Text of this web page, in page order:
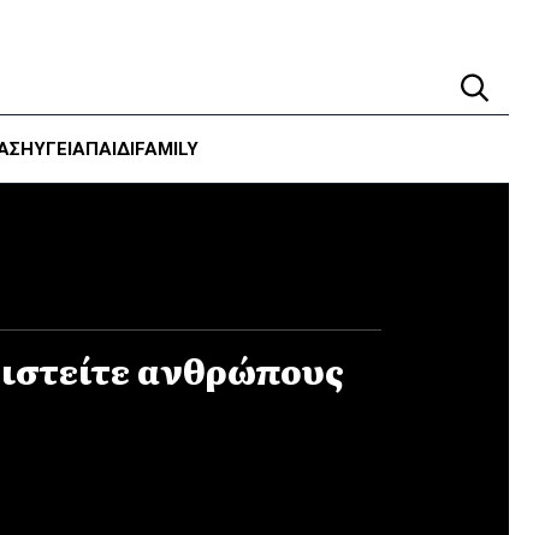
ΥΓΕΊΑΠΑΙΔΙFAMILY
ανθρώπους